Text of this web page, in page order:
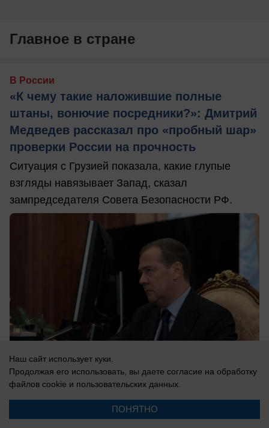
Главное в стране
В России
«К чему такие наложившие полные
штаны, вонючие посредники?»: Дмитрий
Медведев рассказал про «пробный шар»
проверки России на прочность
Ситуация с Грузией показала, какие глупые
взгляды навязывает Запад, сказал
зампредседателя Совета Безопасности РФ.
Наш сайт использует куки.
Продолжая его использовать, вы даете согласие на обработку
файлов cookie и пользовательских данных.
ПОНЯТНО